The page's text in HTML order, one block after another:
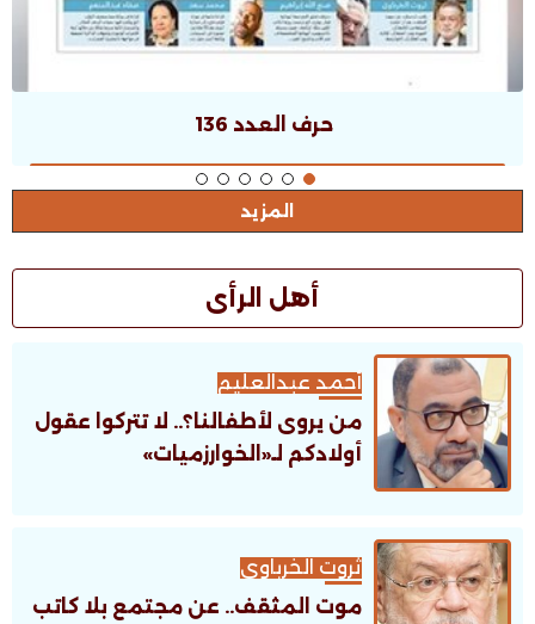
حرف العدد 135
المزيد
أهل الرأى
أحمد عبدالعليم
من يروى لأطفالنا؟.. لا تتركوا عقول
أولادكم لـ«الخوارزميات»
ثروت الخرباوى
موت المثقف.. عن مجتمع بلا كاتب